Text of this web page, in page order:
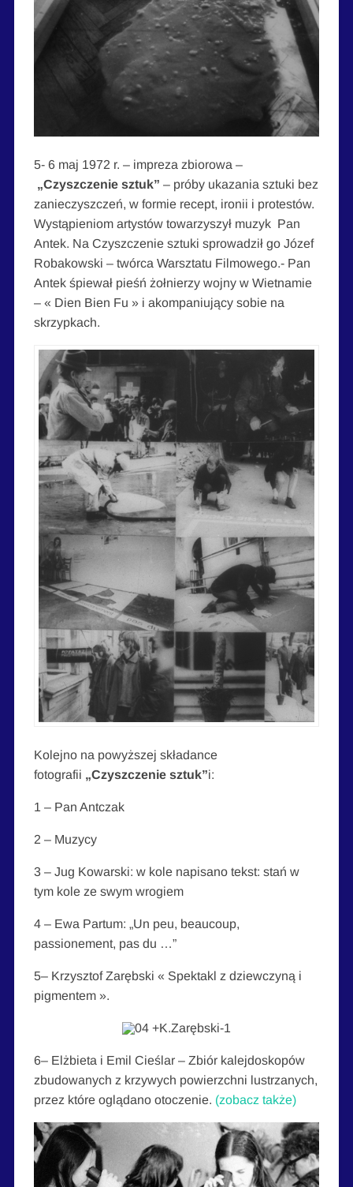
5- 6 maj 1972 r. – impreza zbiorowa –
„Czyszczenie sztuk” – próby ukazania sztuki bez
zanieczyszczeń, w formie recept, ironii i protestów.
Wystąpieniom artystów towarzyszył muzyk Pan
Antek. Na Czyszczenie sztuki sprowadził go Józef
Robakowski – twórca Warsztatu Filmowego.- Pan
Antek śpiewał pieśń żołnierzy wojny w Wietnamie
– « Dien Bien Fu » i akompaniujący sobie na
skrzypkach.
Kolejno na powyższej składance
fotografii „Czyszczenie sztuk”i:
1 – Pan Antczak
2 – Muzycy
3 – Jug Kowarski: w kole napisano tekst: stań w
tym kole ze swym wrogiem
4 – Ewa Partum: „Un peu, beaucoup,
passionement, pas du …”
5– Krzysztof Zarębski « Spektakl z dziewczyną i
pigmentem ».
6– Elżbieta i Emil Cieślar – Zbiór kalejdoskopów
zbudowanych z krzywych powierzchni lustrzanych,
przez które oglądano otoczenie. (zobacz także)